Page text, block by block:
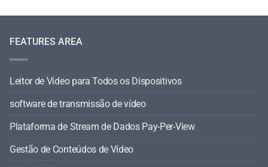
FEATURES AREA
Leitor de Vídeo para Todos os Dispositivos
software de transmissão de vídeo
Plataforma de Stream de Dados Pay-Per-View
Gestão de Conteúdos de Vídeo